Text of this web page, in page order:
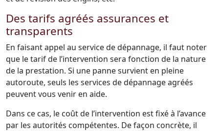
Des tarifs agréés assurances et
transparents
En faisant appel au service de dépannage, il faut noter
que le tarif de l’intervention sera fonction de la nature
de la prestation. Si une panne survient en pleine
autoroute, seuls les services de dépannage agréés
peuvent vous venir en aide.
Dans ce cas, le coût de l’intervention est fixé à l’avance
par les autorités compétentes. De façon concrète, il